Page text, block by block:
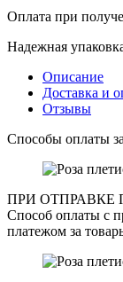
Оплата при
Надежная
Описание
Доставка и
Отзывы
Способы оплаты
ПРИ ОТПРАВКЕ
Способ оплаты с
платежом за